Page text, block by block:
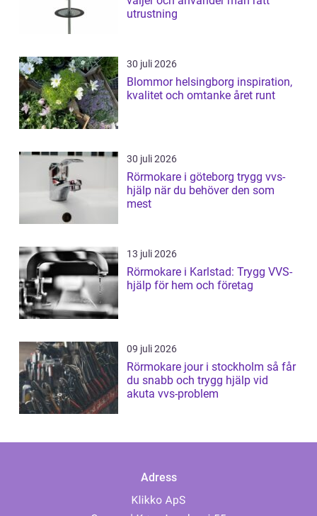
utrustning
30 juli 2026
Blommor helsingborg inspiration,
kvalitet och omtanke året runt
30 juli 2026
Rörmokare i göteborg trygg vvs-
hjälp när du behöver den som
mest
13 juli 2026
Rörmokare i Karlstad: Trygg VVS-
hjälp för hem och företag
09 juli 2026
Rörmokare jour i stockholm så får
du snabb och trygg hjälp vid
akuta vvs-problem
Adress